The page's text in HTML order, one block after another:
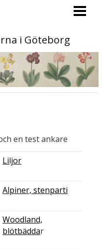
i Göteborg
en test ankare
Liljor
Alpiner, stenparti
Woodland,
blötbäddar